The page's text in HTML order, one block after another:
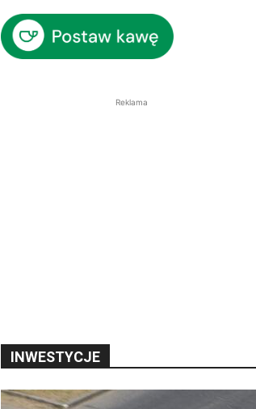
Reklama
INWESTYCJE